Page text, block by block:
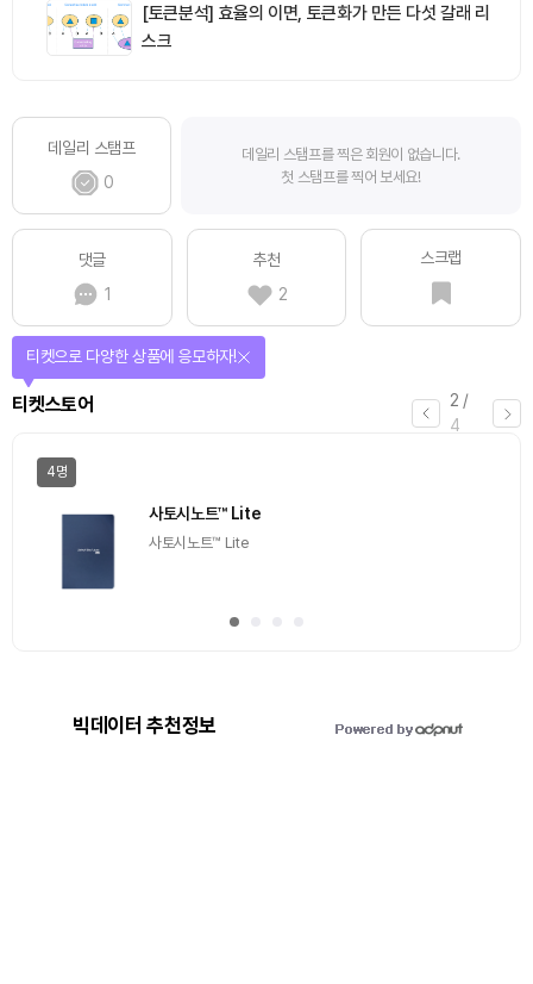
[토큰분석] 효율의 이면, 토큰화가 만든 다섯 갈래 리
스크
데일리 스탬프
0
데일리 스탬프를 찍은 회원이 없습니다.
첫 스탬프를 찍어 보세요!
댓글
1
추천
2
스크랩
2 /
4
티켓스토어
티켓으로 다양한 상품에 응모하자!
4명
사토시노트™ Lite
사토시노트™ Lite
빅데이터 추천정보